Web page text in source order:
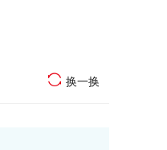
换一换